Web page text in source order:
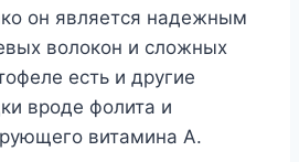
он является надежным
волокон и сложных
есть и другие
вроде фолита и
витамина А.